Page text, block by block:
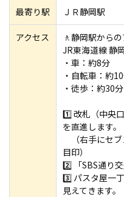
最寄り駅 ＪＲ静岡駅
アクセス
🚶静岡駅から
JR東海道線 静
・車：約8分
・自転車：約
・徒歩：約30分
1️⃣ 改札（中央
を直進します。
（右手にセブ
目印）
2️⃣ 「SBS通り
3️⃣ パスタ屋一
見えてきます。